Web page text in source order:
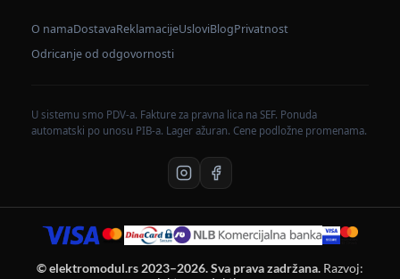
O namaDostavaReklamacijeUsloviBlogPrivatnost
Odricanje od odgovornosti
U sistemu smo PDV-a. Fakture za pravna lica na SEF. Ponuda
automatski po unosu PIB-a. Lager ažuran. Cene podložne promenama.
© elektromodul.rs 2023–2026. Sva prava zadržana. Razvoj: